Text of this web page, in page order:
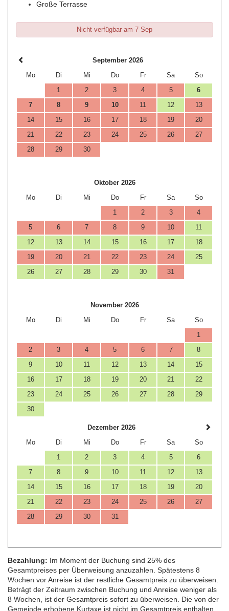
Große Terrasse
Nicht verfügbar am 7 Sep
September 2026
Mo
Di Mi Do Fr Sa
So
1
2 3 4 5
6
7
8 9 10 11 12
13
14
15 16 17 18 19
20
21
22 23 24 25 26
27
28
29 30
Oktober 2026
Mo
Di Mi Do Fr Sa
So
1
2 3
4
5
6 7 8 9 10
11
12
13 14 15 16 17
18
19
20 21 22 23 24
25
26
27 28 29 30 31
November 2026
Mo
Di Mi Do Fr Sa
So
1
2
3 4 5 6 7
8
9
10 11 12 13 14
15
16
17 18 19 20 21
22
23
24 25 26 27 28
29
30
Dezember 2026
Mo
Di Mi Do Fr Sa
So
1
2 3 4 5
6
7
8 9 10 11 12
13
14
15 16 17 18 19
20
21
22 23 24 25 26
27
28
29 30 31
Bezahlung: Im Moment der Buchung sind 25% des
Gesamtpreises per Überweisung anzuzahlen. Spätestens 8
Wochen vor Anreise ist der restliche Gesamtpreis zu überweisen.
Beträgt der Zeitraum zwischen Buchung und Anreise weniger als
8 Wochen, ist der Gesamtpreis sofort zu überweisen. Die von der
Gemeinde erhobene Kurtaxe ist nicht im Gesamtpreis enthalten